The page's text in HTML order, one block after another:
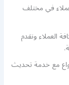
في مختلف
ونقدم
مع خدمة تحديث